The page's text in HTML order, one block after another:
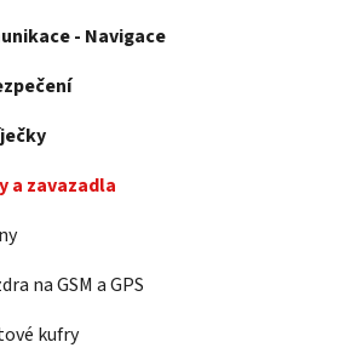
- Navigace
a zavazadla
na GSM a GPS
kufry